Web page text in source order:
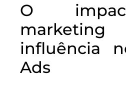
O
influência
Ads